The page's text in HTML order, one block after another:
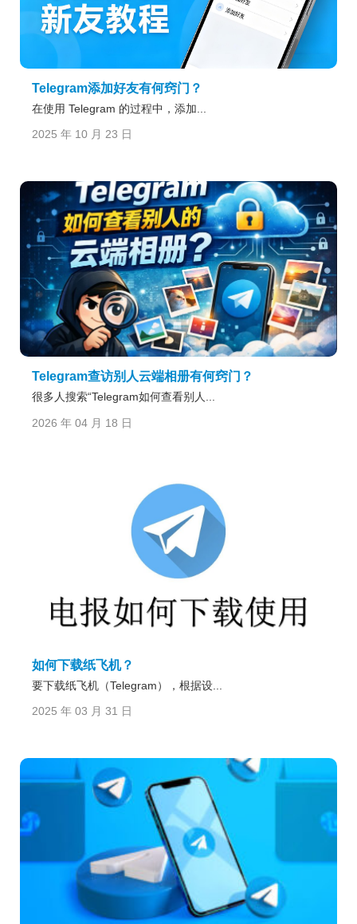
Telegram添加好友有何窍门？
在使用 Telegram 的过程中，添加...
2025 年 10 月 23 日
Telegram查访别人云端相册有何窍门？
很多人搜索“Telegram如何查看别人...
2026 年 04 月 18 日
如何下载纸飞机？
要下载纸飞机（Telegram），根据设...
2025 年 03 月 31 日